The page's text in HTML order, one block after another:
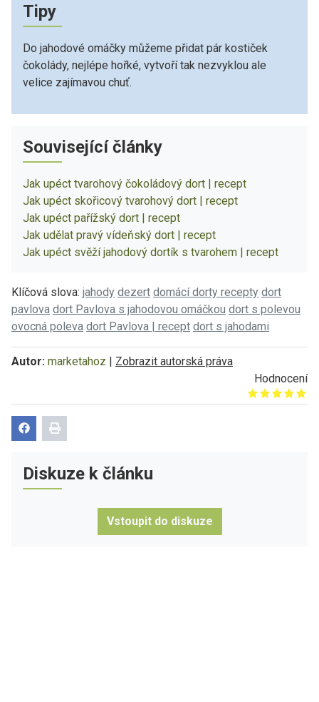
Tipy
Do jahodové omáčky můžeme přidat pár kostiček
čokolády, nejlépe hořké, vytvoří tak nezvyklou ale
velice zajímavou chuť.
Související články
Jak upéct tvarohový čokoládový dort | recept
Jak upéct skořicový tvarohový dort | recept
Jak upéct pařížský dort | recept
Jak udělat pravý vídeňský dort | recept
Jak upéct svěží jahodový dortík s tvarohem | recept
Klíčová slova: jahody dezert domácí dorty recepty dort
pavlova dort Pavlova s jahodovou omáčkou dort s polevou
ovocná poleva dort Pavlova | recept dort s jahodami
Autor: marketahoz | Zobrazit autorská práva
Hodnocení
Give it 1/5
Give it 2/5
Give it 3/5
Give it 4/5
Give it 5/5
Diskuze k článku
Vstoupit do diskuze